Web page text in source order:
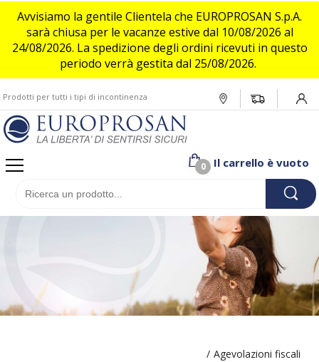
Avvisiamo la gentile Clientela che EUROPROSAN S.p.A.
sarà chiusa per le vacanze estive dal 10/08/2026 al
24/08/2026. La spedizione degli ordini ricevuti in questo
periodo verrà gestita dal 25/08/2026.
Prodotti per tutti i tipi di incontinenza
Il carrello è vuoto
0
/ Agevolazioni fiscali
Assistita o allettata
Attiva e indipendente
Incontinenza leggera
Incontinenza media/moderata
Incontinenza Pesante/grave
Uomo
Assistito o allettato
Attivo e indipendente
Incontinenza leggera
Incontinenza media/moderata
Incontinenza Pesante/grave
Bambino
Pet
Deo Pads